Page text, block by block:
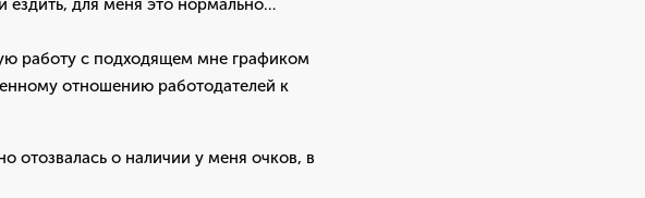
ездить, для меня это нормально…
работу с подходящем мне графиком
отношению работодателей к
отозвалась о наличии у меня очков, в